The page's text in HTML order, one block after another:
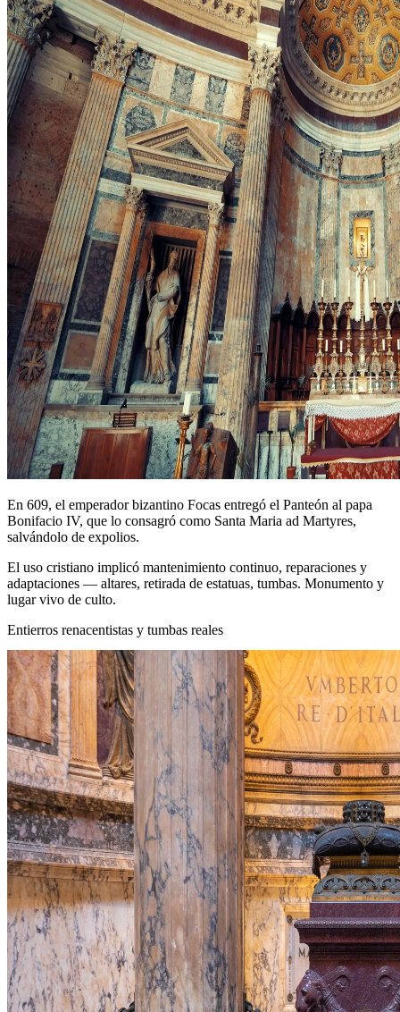
En 609, el emperador bizantino Focas entregó el Panteón al papa
Bonifacio IV, que lo consagró como Santa Maria ad Martyres,
salvándolo de expolios.
El uso cristiano implicó mantenimiento continuo, reparaciones y
adaptaciones — altares, retirada de estatuas, tumbas. Monumento y
lugar vivo de culto.
Entierros renacentistas y tumbas reales